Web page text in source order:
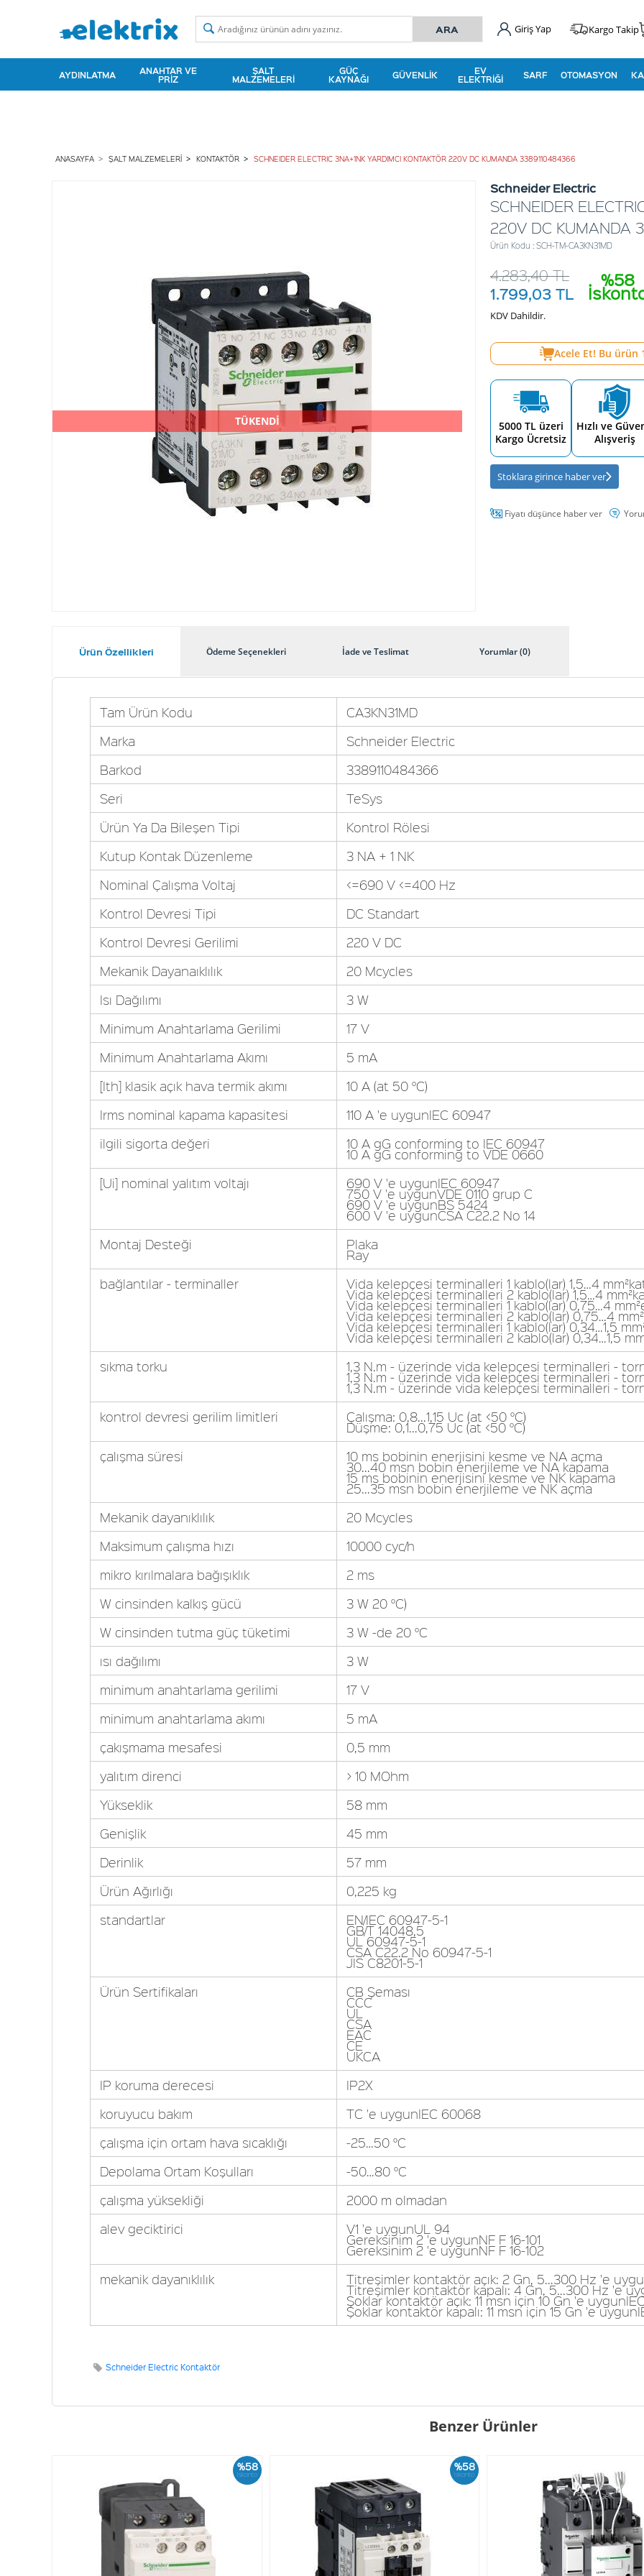
Giriş Yap Kargo Takip
AYDINLATMA ANAHTAR VE
PRIZ
ŞALT
MALZEMELERI
GÜÇ
KAYNAĞI GÜVENLIK EV
ELEKTRIĞI SARF OTOMASYON
ANASAYFA ŞALT MALZEMELERI KONTAKTÖR SCHNEIDER ELECTRIC 3NA+1NK YARDIMCI KONTAKTÖR 220V DC KUMANDA 3389110484366
TÜKENDİ
Schneider Electric
SCHNEIDER
220V DC KUMANDA
Ürün Kodu : SCH-TM-CA3KN31MD
%58
4.283,40TL
1.799,03 TL
KDV Dahildir.
Acele Et! Bu ürün
5000 TL üzeri
Kargo Ücretsiz
Hızlı ve
Alışveriş
Stoklara girince haber ver
Fiyatı düşünce haber ver
Ürün Özellikleri Ödeme Seçenekleri İade ve Teslimat Yorumlar (0)
Tam Ürün Kodu
CA3KN31MD
Marka
Schneider Electric
Barkod
3389110484366
Seri
TeSys
Ürün Ya Da Bileşen Tipi
Kontrol Rölesi
Kutup Kontak Düzenleme
3 NA + 1 NK
Nominal Çalışma Voltaj
<=690 V <=400 Hz
Kontrol Devresi Tipi
DC Standart
Kontrol Devresi Gerilimi
220 V DC
Mekanik Dayanaıklılık
20 Mcycles
Isı Dağılımı
3 W
Minimum Anahtarlama Gerilimi
17 V
Minimum Anahtarlama Akımı
5 mA
[Ith] klasik açık hava termik akımı
10 A (at 50 °C)
Irms nominal kapama kapasitesi
110 A 'e uygunIEC 60947
ilgili sigorta değeri
10 A gG conforming to IEC 60947
10 A gG conforming to VDE 0660
[Ui] nominal yalıtım voltajı
690 V 'e uygunIEC 60947
750 V 'e uygunVDE 0110 grup C
690 V 'e uygunBS 5424
600 V 'e uygunCSA C22.2 No 14
Montaj Desteği
Plaka
Ray
bağlantılar - terminaller
Vida kelepçesi terminalleri 1 kablo(lar) 1,5…4
Vida kelepçesi terminalleri 2 kablo(lar) 1,5…4
Vida kelepçesi terminalleri 1 kablo(lar) 0,75…4
Vida kelepçesi terminalleri 2 kablo(lar) 0,75…4
Vida kelepçesi terminalleri 1 kablo(lar) 0,34…1,5
Vida kelepçesi terminalleri 2 kablo(lar) 0,34…1,5
sıkma torku
1,3 N.m - üzerinde vida kelepçesi terminalleri -
1,3 N.m - üzerinde vida kelepçesi terminalleri -
1,3 N.m - üzerinde vida kelepçesi terminalleri -
kontrol devresi gerilim limitleri
Çalışma: 0,8...1,15 Uc (at <50 °C)
Düşme: 0,1...0,75 Uc (at <50 °C)
çalışma süresi
10 ms bobinin enerjisini kesme ve NA açma
30...40 msn bobin enerjileme ve NA kapama
15 ms bobinin enerjisini kesme ve NK kapama
25...35 msn bobin enerjileme ve NK açma
Mekanik dayanıklılık
20 Mcycles
Maksimum çalışma hızı
10000 cyc/h
mikro kırılmalara bağışıklık
2 ms
W cinsinden kalkış gücü
3 W 20 °C)
W cinsinden tutma güç tüketimi
3 W -de 20 °C
ısı dağılımı
3 W
minimum anahtarlama gerilimi
17 V
minimum anahtarlama akımı
5 mA
çakışmama mesafesi
0,5 mm
yalıtım direnci
> 10 MOhm
Yükseklik
58 mm
Genişlik
45 mm
Derinlik
57 mm
Ürün Ağırlığı
0,225 kg
standartlar
EN/IEC 60947-5-1
GB/T 14048,5
UL 60947-5-1
CSA C22.2 No 60947-5-1
JIS C8201-5-1
Ürün Sertifikaları
CB Şeması
CCC
UL
CSA
EAC
CE
UKCA
IP koruma derecesi
IP2X
koruyucu bakım
TC 'e uygunIEC 60068
çalışma için ortam hava sıcaklığı
-25…50 °C
Depolama Ortam Koşulları
-50…80 °C
çalışma yüksekliği
2000 m olmadan
alev geciktirici
V1 'e uygunUL 94
Gereksinim 2 'e uygunNF F 16-101
Gereksinim 2 'e uygunNF F 16-102
mekanik dayanıklılık
Titreşimler kontaktör açık: 2 Gn, 5...300 Hz 'e
Titreşimler kontaktör kapalı: 4 Gn, 5...300 Hz 'e
Şoklar kontaktör açık: 11 msn için 10 Gn 'e
Şoklar kontaktör kapalı: 11 msn için 15 Gn 'e
Schneider Electric Kontaktör
Benzer Ürünler
%58
İskonto
%58
İskonto